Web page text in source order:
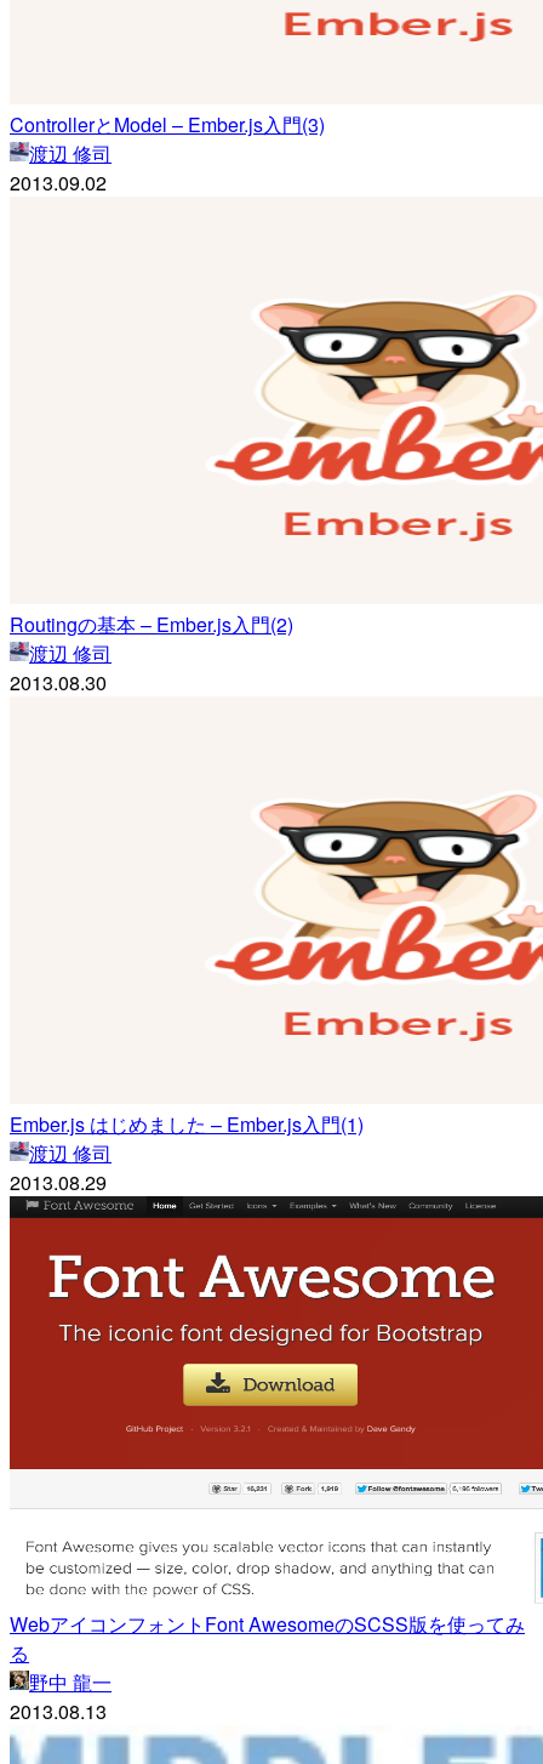
ControllerとModel – Ember.js入門(3)
渡辺 修司
2013.09.02
Routingの基本 – Ember.js入門(2)
渡辺 修司
2013.08.30
Ember.js はじめました – Ember.js入門(1)
渡辺 修司
2013.08.29
WebアイコンフォントFont AwesomeのSCSS版を使ってみ
る
野中 龍一
2013.08.13